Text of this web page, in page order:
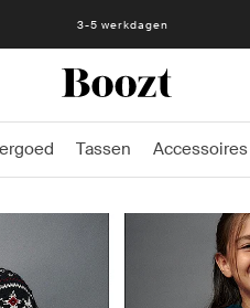
Eenvoudig retourneren - slechts € 4,49
Tassen Accessoires